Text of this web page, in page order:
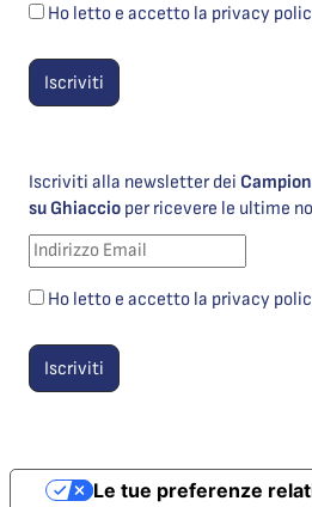
Ho letto e accetto la privacy
Iscriviti alla newsletter dei
su Ghiaccio per ricevere le ultime
Ho letto e accetto la privacy
Le tue preferenze